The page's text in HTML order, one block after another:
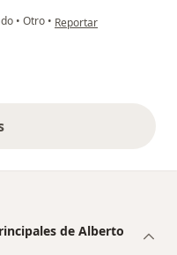
• Otro • en opinión del usuario
Reportar
anteriores
de Alberto